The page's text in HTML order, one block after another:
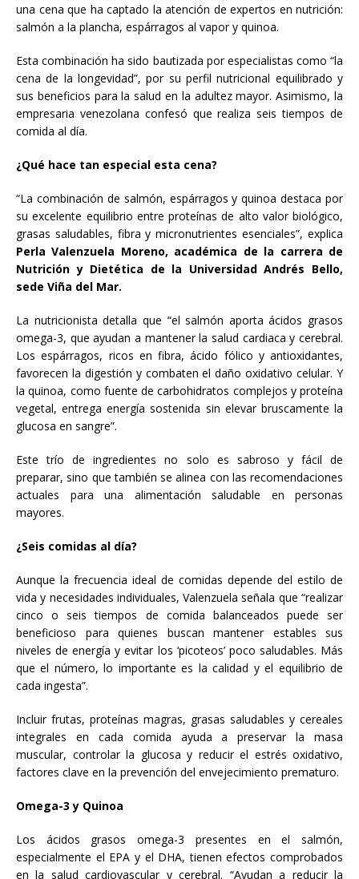
una cena que ha captado la atención de expertos en nutrición:
salmón a la plancha, espárragos al vapor y quinoa.
Esta combinación ha sido bautizada por especialistas como “la
cena de la longevidad”, por su perfil nutricional equilibrado y
sus beneficios para la salud en la adultez mayor. Asimismo, la
empresaria venezolana confesó que realiza seis tiempos de
comida al día.
¿Qué hace tan especial esta cena?
“La combinación de salmón, espárragos y quinoa destaca por
su excelente equilibrio entre proteínas de alto valor biológico,
grasas saludables, fibra y micronutrientes esenciales”, explica
Perla Valenzuela Moreno, académica de la carrera de
Nutrición y Dietética de la Universidad Andrés Bello,
sede Viña del Mar.
La nutricionista detalla que “el salmón aporta ácidos grasos
omega-3, que ayudan a mantener la salud cardiaca y cerebral.
Los espárragos, ricos en fibra, ácido fólico y antioxidantes,
favorecen la digestión y combaten el daño oxidativo celular. Y
la quinoa, como fuente de carbohidratos complejos y proteína
vegetal, entrega energía sostenida sin elevar bruscamente la
glucosa en sangre”.
Este trío de ingredientes no solo es sabroso y fácil de
preparar, sino que también se alinea con las recomendaciones
actuales para una alimentación saludable en personas
mayores.
¿Seis comidas al día?
Aunque la frecuencia ideal de comidas depende del estilo de
vida y necesidades individuales, Valenzuela señala que “realizar
cinco o seis tiempos de comida balanceados puede ser
beneficioso para quienes buscan mantener estables sus
niveles de energía y evitar los ‘picoteos’ poco saludables. Más
que el número, lo importante es la calidad y el equilibrio de
cada ingesta”.
Incluir frutas, proteínas magras, grasas saludables y cereales
integrales en cada comida ayuda a preservar la masa
muscular, controlar la glucosa y reducir el estrés oxidativo,
factores clave en la prevención del envejecimiento prematuro.
Omega-3 y Quinoa
Los ácidos grasos omega-3 presentes en el salmón,
especialmente el EPA y el DHA, tienen efectos comprobados
en la salud cardiovascular y cerebral. “Ayudan a reducir la